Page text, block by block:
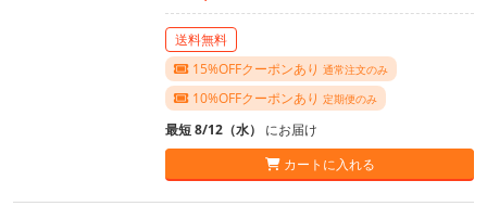
送料無料
15%OFFクーポンあり 通常注文のみ
10%OFFクーポンあり 定期便のみ
最短 8/12（水） にお届け
カートに入れる